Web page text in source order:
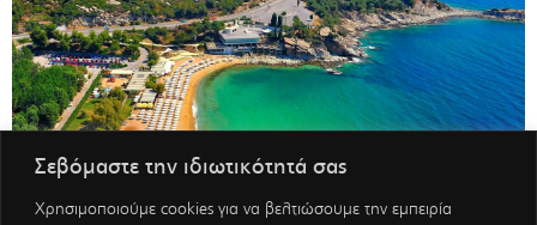
Σεβόμαστε την ιδιωτικότητά σας
Χρησιμοποιούμε cookies για να βελτιώσουμε την εμπειρία